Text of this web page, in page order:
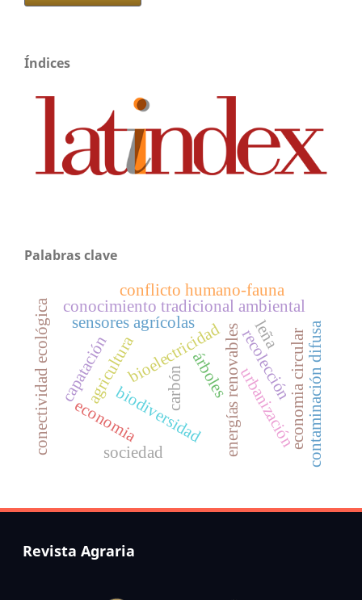
Índices
Palabras clave
bioelectricidadenergías renovables
sensores agrícolas
agricultura
conocimiento tradicional ambiental
recolección
árboles
carbón
leña
biodiversidad
conectividad ecológica
conflicto humano-fauna
urbanización
capatación
economia
sociedad contaminación difusa
economia circular
Revista Agraria